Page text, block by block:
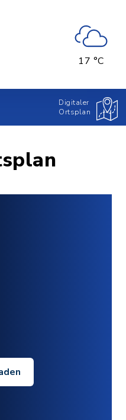
17 °C
Digitaler
Ortsplan